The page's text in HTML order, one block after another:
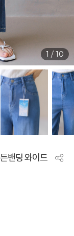
1 / 10
밴딩 와이드